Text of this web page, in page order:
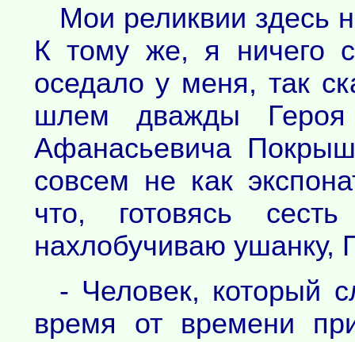
Мои реликвии здесь
К тому же, я ничего
оседало у меня, так
шлем дважды Героя
Афанасьевича
совсем не как
что, готовясь
нахлобучиваю ушанку,
- Человек, который
время от времени